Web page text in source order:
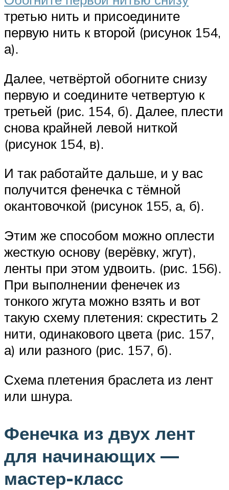
третью нить и присоедините
первую нить к второй (рисунок 154,
а).
Далее, четвёртой обогните снизу
первую и соедините четвертую к
третьей (рис. 154, б). Далее, плести
снова крайней левой ниткой
(рисунок 154, в).
И так работайте дальше, и у вас
получится фенечка с тёмной
окантовочкой (рисунок 155, а, б).
Этим же способом можно оплести
жесткую основу (верёвку, жгут),
ленты при этом удвоить. (рис. 156).
При выполнении фенечек из
тонкого жгута можно взять и вот
такую схему плетения: скрестить 2
нити, одинакового цвета (рис. 157,
а) или разного (рис. 157, б).
Схема плетения браслета из лент
или шнура.
Фенечка из двух лент
для начинающих —
мастер-класс